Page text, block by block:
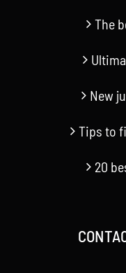
The
New
Tips to
20